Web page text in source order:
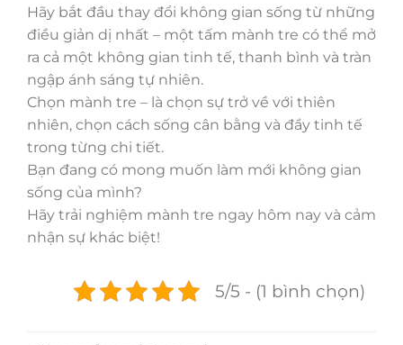
Hãy bắt đầu thay đổi không gian sống từ những
điều giản dị nhất – một tấm mành tre có thể mở
ra cả một không gian tinh tế, thanh bình và tràn
ngập ánh sáng tự nhiên.
Chọn mành tre – là chọn sự trở về với thiên
nhiên, chọn cách sống cân bằng và đầy tinh tế
trong từng chi tiết.
Bạn đang có mong muốn làm mới không gian
sống của mình?
Hãy trải nghiệm mành tre ngay hôm nay và cảm
nhận sự khác biệt!
5/5 - (1 bình chọn)